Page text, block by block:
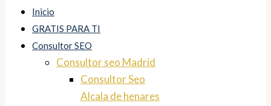
Inicio
GRATIS PARA TI
Consultor SEO
Consultor seo Madrid
Consultor Seo
Alcala de henares